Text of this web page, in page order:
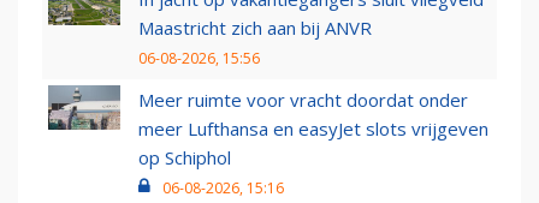
Maastricht zich aan bij ANVR
06-08-2026, 15:56
Meer ruimte voor vracht doordat onder
meer Lufthansa en easyJet slots vrijgeven
op Schiphol
06-08-2026, 15:16